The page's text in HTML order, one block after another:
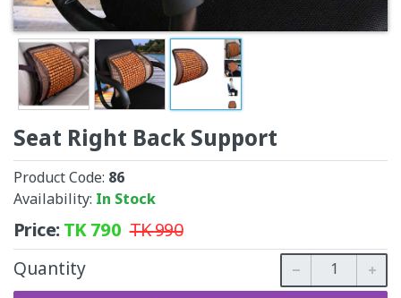
Seat Right Back Support
Product Code: 86
Availability: In Stock
Price:TK790 TK990
Quantity